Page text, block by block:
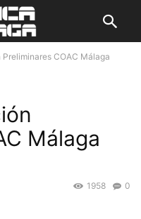
COAC Málaga
Málaga
0
1958